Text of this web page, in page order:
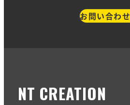
お問い合わせ
NT CREATION